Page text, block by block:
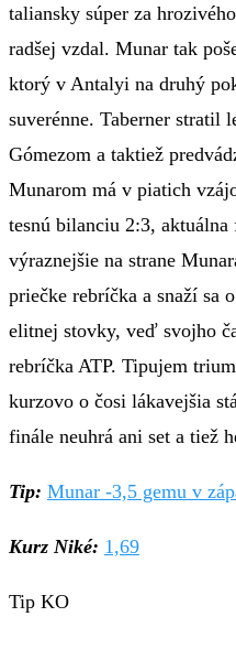
taliansky súper za
radšej vzdal. Munar tak
ktorý v Antalyi na druhý
suverénne. Taberner stratil
Gómezom a taktiež
Munarom má v piatich
tesnú bilanciu 2:3,
výraznejšie na strane
priečke rebríčka a snaží sa
elitnej stovky, veď svojho
rebríčka ATP. Tipujem
kurzovo o čosi lákavejšia
finále neuhrá ani set a tiež
Tip: Munar -3,5 gemu v
Kurz Niké: 1,69
Tip KO